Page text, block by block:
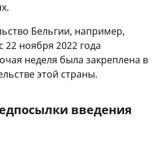
Бельгии, например,
ноября 2022 года
неделя была закреплена в
этой страны.
введения